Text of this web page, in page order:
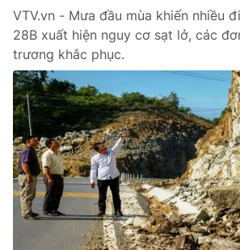
Hậu trường
Nhân vật
Khán giả
Giải sao mai
Điện ảnh
Âm nhạc
Sao
Đời sống
Du lịch
Làm đẹp
Chất lượng cuộc sống
Giáo dục
Tuyển sinh
Học trực tuyến
Công nghệ
Hitech Công nghệ tương lai
Sản phẩm
Giao lưu trực tuyến
Lịch phát sóng
VTV.vn - Mưa đầu mùa khiến nhiều
28B xuất hiện nguy cơ sạt lở, các
trương khắc phục.